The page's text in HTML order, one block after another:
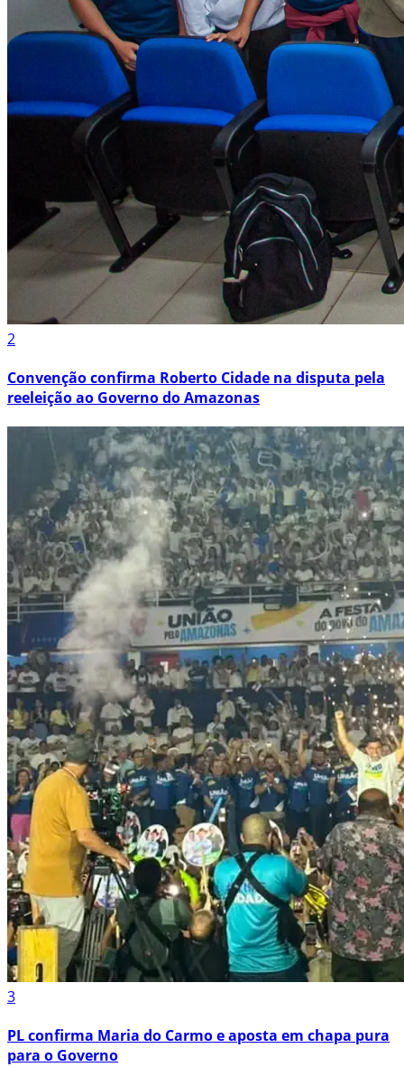
2
Convenção confirma Roberto Cidade na disputa pela
reeleição ao Governo do Amazonas
3
PL confirma Maria do Carmo e aposta em chapa pura
para o Governo